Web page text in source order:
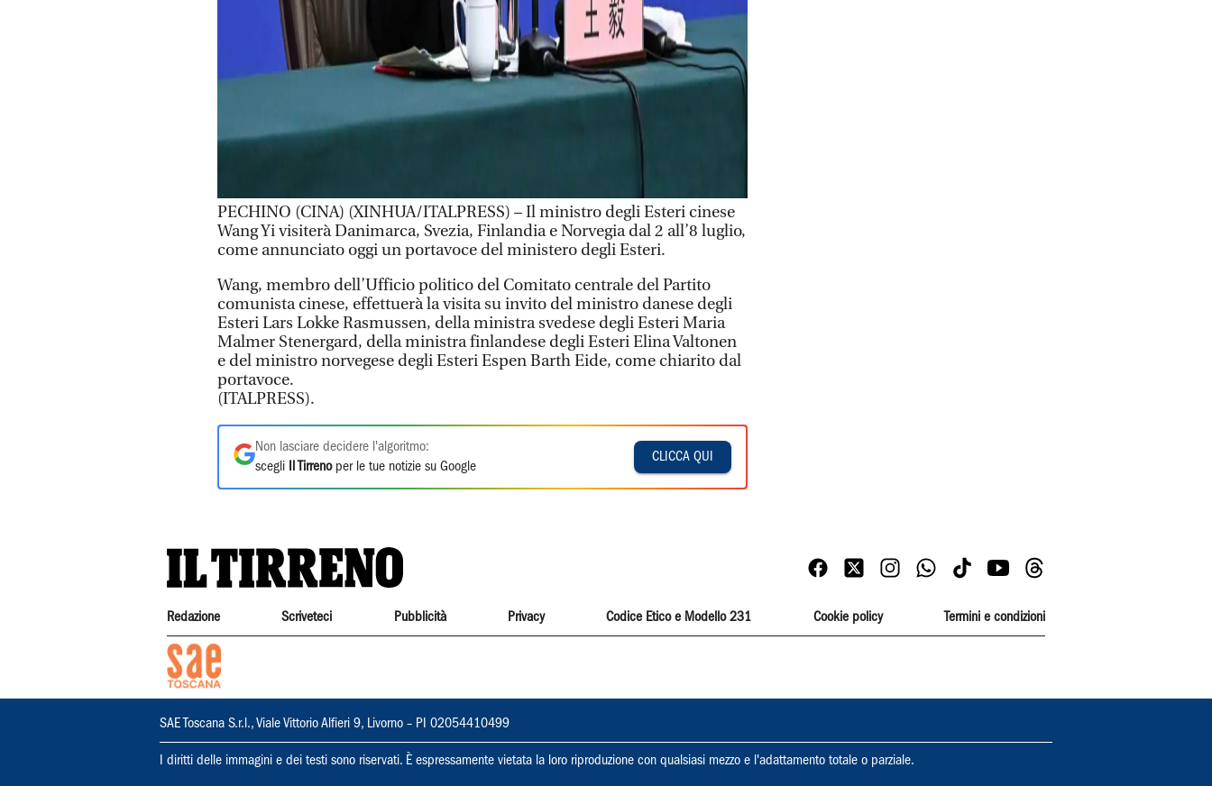
PECHINO (CINA) (XINHUA/ITALPRESS) – Il ministro degli Esteri cinese
Wang Yi visiterà Danimarca, Svezia, Finlandia e Norvegia dal 2 all’8 luglio,
come annunciato oggi un portavoce del ministero degli Esteri.
Wang, membro dell’Ufficio politico del Comitato centrale del Partito
comunista cinese, effettuerà la visita su invito del ministro danese degli
Esteri Lars Lokke Rasmussen, della ministra svedese degli Esteri Maria
Malmer Stenergard, della ministra finlandese degli Esteri Elina Valtonen
e del ministro norvegese degli Esteri Espen Barth Eide, come chiarito dal
portavoce.
(ITALPRESS).
Non lasciare decidere l'algoritmo:
scegli
Il Tirrenoper le tue notizie su Google
CLICCA QUI
Redazione Scriveteci Pubblicità Privacy Codice Etico e Modello 231 Cookie policy Termini e condizioni
SAE Toscana S.r.l., Viale Vittorio Alfieri 9, Livorno – PI 02054410499
I diritti delle immagini e dei testi sono riservati. È espressamente vietata la loro riproduzione con qualsiasi mezzo e l'adattamento totale o parziale.